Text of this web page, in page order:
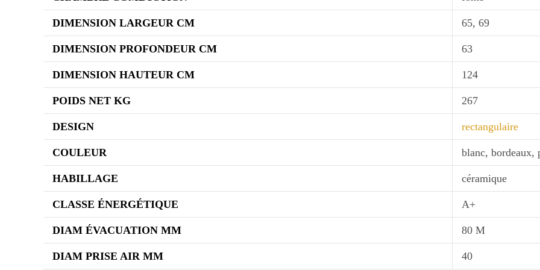
DIMENSION LARGEUR CM 65, 69
DIMENSION PROFONDEUR CM 63
DIMENSION HAUTEUR CM 124
POIDS NET KG 267
DESIGN rectangulaire
COULEUR blanc, bordeaux,
HABILLAGE céramique
CLASSE ÉNERGÉTIQUE A+
DIAM ÉVACUATION MM 80 M
DIAM PRISE AIR MM 40